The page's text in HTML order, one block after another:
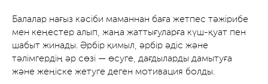
Балалар нағыз кәсіби маманнан баға жетпес тәжірибе
мен кеңестер алып, жаңа жаттығуларға күш-қуат пен
шабыт жинады. Әрбір қимыл, әрбір әдіс және
тәлімгердің әр сөзі — өсуге, дағдыларды дамытуға
және жеңіске жетуге деген мотивация болды.